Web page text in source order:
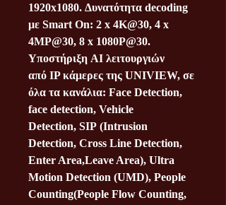
1920x1080. Δυνατότητα decoding
με Smart On: 2 x 4K@30, 4 x
4MP@30, 8 x 1080P@30.
Υποστήριξη AI λειτουργιών
από IP κάμερες της UNIVIEW, σε
όλα τα κανάλια: Face Detection,
face detection, Vehicle
Detection, SIP (Intrusion
Detection, Cross Line Detection,
Enter Area,Leave Area), Ultra
Motion Detection (UMD), People
Counting(People Flow Counting,